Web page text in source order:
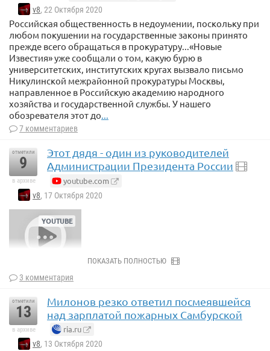
v8, 22 Октября 2020
Российская общественность в недоумении, поскольку при
любом покушении на государственные законы принято
прежде всего обращаться в прокуратуру...«Новые
Известия» уже сообщали о том, какую бурю в
университетских, институтских кругах вызвало письмо
Никулинской межрайонной прокуратуры Москвы,
направленное в Российскую академию народного
хозяйства и государственной службы. У нашего
обозревателя этот до...
7 комментариев
отметили
9
в архиве
Этот дядя - один из руководителей
Администрации Президента России
youtube.com
v8, 17 Октября 2020
ПОКАЗАТЬ ПОЛНОСТЬЮ
3 комментария
отметили
13
в архиве
Милонов резко ответил посмеявшейся
над зарплатой пожарных Самбурской
ria.ru
v8, 13 Октября 2020